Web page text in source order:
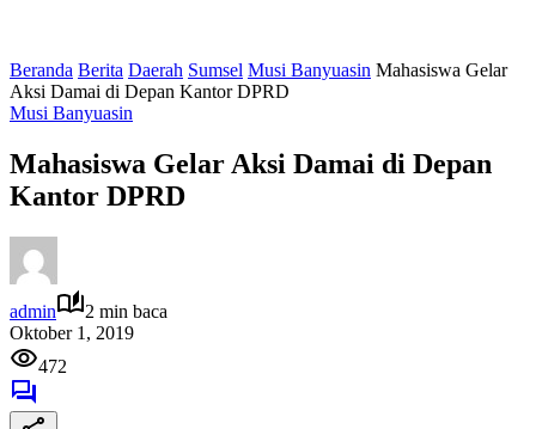
Beranda Berita Daerah Sumsel Musi Banyuasin Mahasiswa Gelar
Aksi Damai di Depan Kantor DPRD
Musi Banyuasin
Mahasiswa Gelar Aksi Damai di Depan
Kantor DPRD
admin
2 min baca
Oktober 1, 2019
472